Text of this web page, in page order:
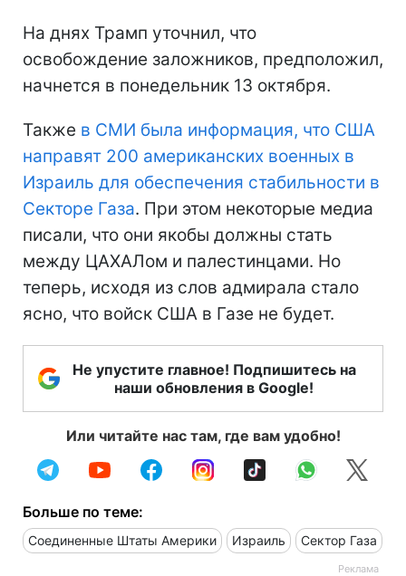
На днях Трамп уточнил, что
освобождение заложников, предположил,
начнется в понедельник 13 октября.
Также в СМИ была информация, что США
направят 200 американских военных в
Израиль для обеспечения стабильности в
Секторе Газа. При этом некоторые медиа
писали, что они якобы должны стать
между ЦАХАЛом и палестинцами. Но
теперь, исходя из слов адмирала стало
ясно, что войск США в Газе не будет.
Не упустите главное! Подпишитесь на
наши обновления в Google!
Или читайте нас там, где вам удобно!
Больше по теме:
Соединенные Штаты Америки Израиль Сектор Газа